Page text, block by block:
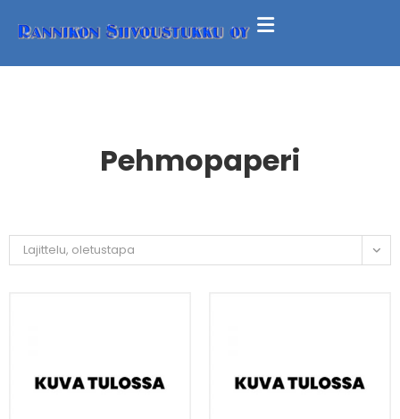
Pehmopaperi
Lajittelu, oletustapa